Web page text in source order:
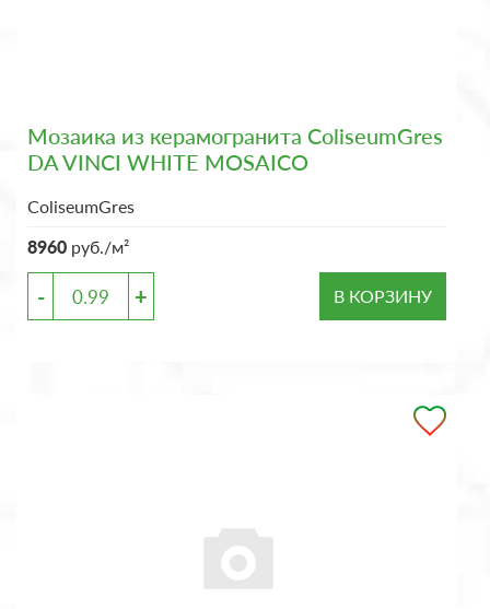
Мозаика из керамогранита ColiseumGres
DA VINCI WHITE MOSAICO
ColiseumGres
8960 руб./м²
- + В КОРЗИНУ